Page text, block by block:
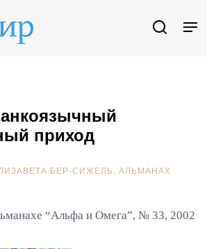
приход
БЕР-СИЖЕЛЬ
АЛЬМАНАХ
“Альфа и Омега”, № 33, 2002